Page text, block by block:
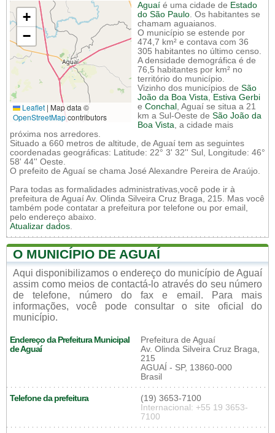
+
−
Leaflet | Map data ©
OpenStreetMapcontributors
Aguaí é uma cidade de Estado
do São Paulo. Os habitantes se
chamam aguaianos.
O município se estende por
474,7 km² e contava com 36
305 habitantes no último censo.
A densidade demográfica é de
76,5 habitantes por km² no
território do município.
Vizinho dos municípios de São
João da Boa Vista, Estiva Gerbi
e Conchal , Aguaí se situa a 21
km a Sul-Oeste de São João da
Boa Vista, a cidade mais
próxima nos arredores.
Situado a 660 metros de altitude, de Aguaí tem as seguintes
coordenadas geográficas: Latitude: 22° 3' 32'' Sul, Longitude: 46°
58' 44'' Oeste.
O prefeito de Aguaí se chama José Alexandre Pereira de Araújo.
Para todas as formalidades administrativas,você pode ir à
prefeitura de Aguaí Av. Olinda Silveira Cruz Braga, 215. Mas você
também pode contatar a prefeitura por telefone ou por email,
pelo endereço abaixo.
Atualizar dados.
O MUNICÍPIO DE AGUAÍ
Aqui disponibilizamos o endereço do município de Aguaí
assim como meios de contactá-lo através do seu número
de telefone, número do fax e email. Para mais
informações, você pode consultar o site oficial do
município.
Endereço da Prefeitura Municipal
de Aguaí
Prefeitura de Aguaí
Av. Olinda Silveira Cruz Braga,
215
AGUAÍ - SP, 13860-000
Brasil
Telefone da prefeitura
(19) 3653-7100
Internacional: +55 19 3653-
7100